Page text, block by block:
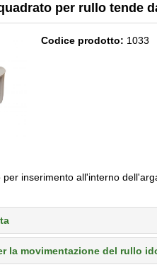
per rullo tende
Codice prodotto: 1033
inserimento all'interno
la movimentazione del rullo